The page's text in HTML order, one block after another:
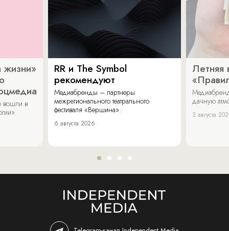
жизни»
вошли в
RR и The Symbol
рекомендуют
Медиабренды – партнеры
межрегионального театрального
фестиваля «Вершина».
6 августа 2026
Летняя
дачную
3 августа